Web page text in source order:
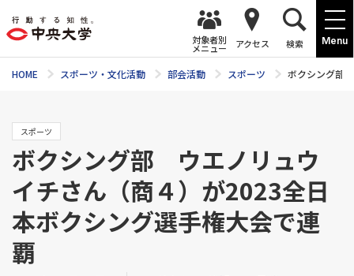
Menu
対象者別
メニュー アクセス 検索
HOME スポーツ・文化活動 部会活動 スポーツ ボクシング部
スポーツ
ボクシング部 ウエノリュウ
イチさん（商４）が2023全日
本ボクシング選手権大会で連
覇